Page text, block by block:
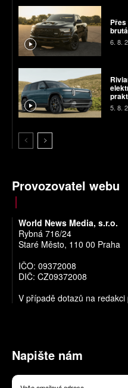
6. 8.
5. 8.
Provozovatel webu
World News Media, s.r.o.
Rybná 716/24
Staré Město, 110 00 Praha
IČO: 09372008
DIČ: CZ09372008
V případě dotazů na redakci
Napište nám